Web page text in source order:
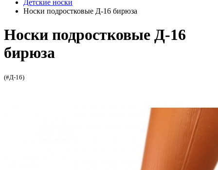
Детские носки
Носки подростковые Д-16 бирюза
Носки подростковые Д-16
бирюза
(#Д-16)